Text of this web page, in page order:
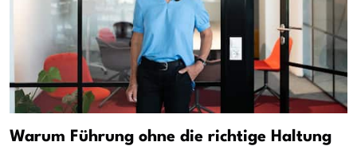
Warum Führung ohne die richtige Haltung